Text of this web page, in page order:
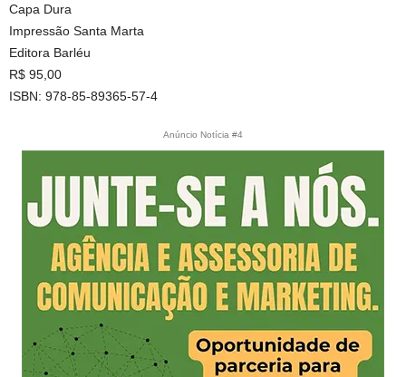
Capa Dura
Impressão Santa Marta
Editora Barléu
R$ 95,00
ISBN: 978-85-89365-57-4
Anúncio Notícia #4